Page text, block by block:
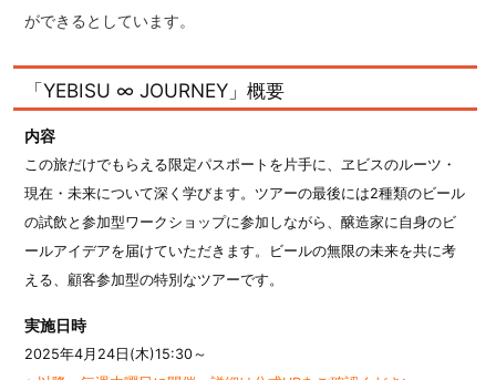
ができるとしています。
「YEBISU ∞ JOURNEY」概要
内容
この旅だけでもらえる限定パスポートを片手に、ヱビスのルーツ・
現在・未来について深く学びます。ツアーの最後には2種類のビール
の試飲と参加型ワークショップに参加しながら、醸造家に自身のビ
ールアイデアを届けていただきます。ビールの無限の未来を共に考
える、顧客参加型の特別なツアーです。
実施日時
2025年4月24日(木)15:30～